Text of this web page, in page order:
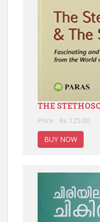
THE
Price : Rs 125.00
BUY NOW